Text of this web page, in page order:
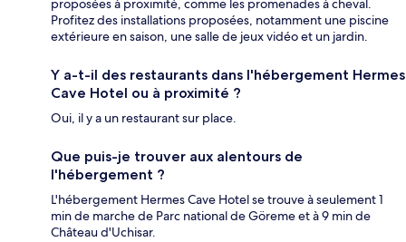
proposées à proximité, comme les promenades à cheval.
Profitez des installations proposées, notamment une piscine
extérieure en saison, une salle de jeux vidéo et un jardin.
Y a-t-il des restaurants dans l'hébergement Hermes
Cave Hotel ou à proximité ?
Oui, il y a un restaurant sur place.
Que puis-je trouver aux alentours de
l'hébergement ?
L'hébergement Hermes Cave Hotel se trouve à seulement 1
min de marche de Parc national de Göreme et à 9 min de
Château d'Uchisar.